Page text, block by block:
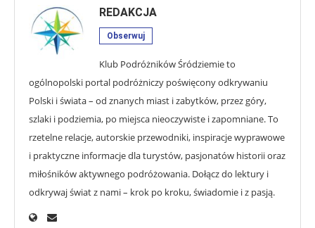
REDAKCJA
Obserwuj
Klub Podróżników Śródziemie to
ogólnopolski portal podróżniczy poświęcony odkrywaniu
Polski i świata – od znanych miast i zabytków, przez góry,
szlaki i podziemia, po miejsca nieoczywiste i zapomniane. To
rzetelne relacje, autorskie przewodniki, inspiracje wyprawowe
i praktyczne informacje dla turystów, pasjonatów historii oraz
miłośników aktywnego podróżowania. Dołącz do lektury i
odkrywaj świat z nami – krok po kroku, świadomie i z pasją.